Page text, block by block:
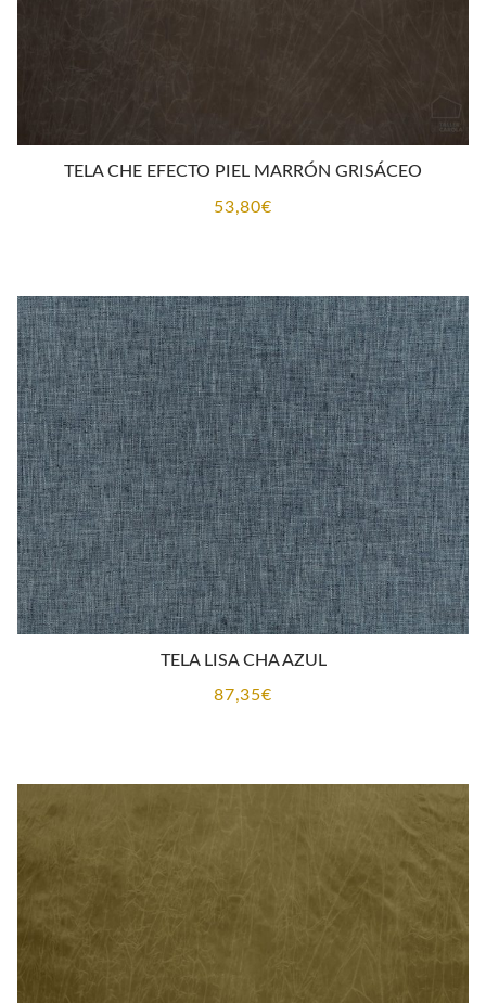
TELA CHE EFECTO PIEL MARRÓN GRISÁCEO
53,80€
TELA LISA CHA AZUL
87,35€